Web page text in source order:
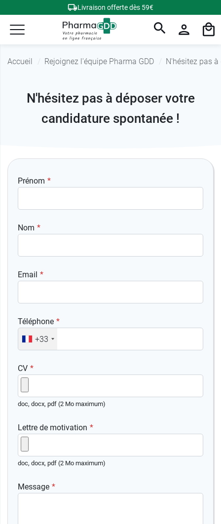
Livraison offerte dès 59€
Accueil Rejoignez l'équipe Pharma GDD N'hésitez pas
N'hésitez pas à déposer votre
candidature spontanée !
Prénom
Nom
Email
Téléphone
+33
CV
doc, docx, pdf (2 Mo maximum)
Lettre de motivation
doc, docx, pdf (2 Mo maximum)
Message